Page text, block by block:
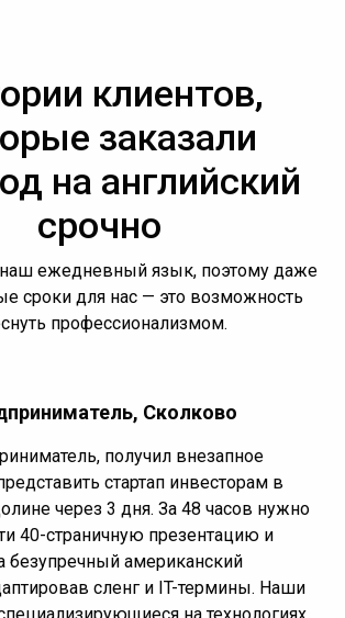
клиентов,
заказали
на английский
срочно
ежедневный язык, поэтому даже
сроки для нас — это возможность
профессионализмом.
Сколково
получил внезапное
стартап инвесторам в
через 3 дня. За 48 часов нужно
40-страничную презентацию и
безупречный американский
сленг и IT-термины. Наши
на технологиях,